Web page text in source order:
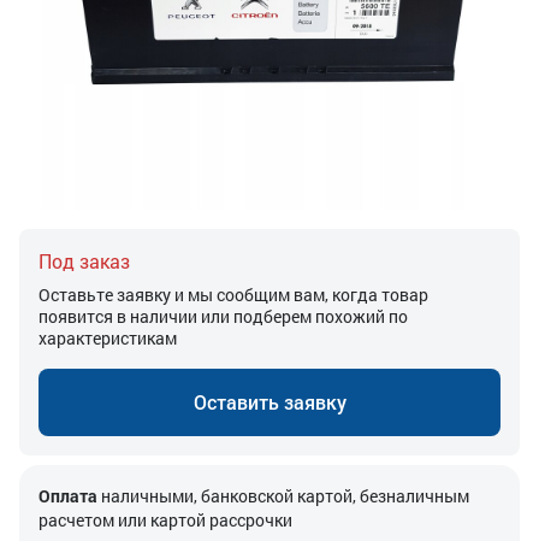
Под заказ
Оставьте заявку и мы сообщим вам, когда товар
появится в наличии или подберем похожий по
характеристикам
Оставить заявку
Оплата наличными, банковской картой, безналичным
расчетом или картой рассрочки